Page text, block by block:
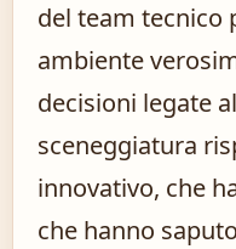
del team tecnico
ambiente
decisioni legate
sceneggiatura
innovativo, che
che hanno